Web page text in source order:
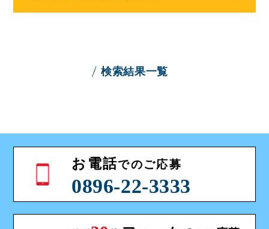
検索結果一覧
お電話でのご応募
0896-22-3333